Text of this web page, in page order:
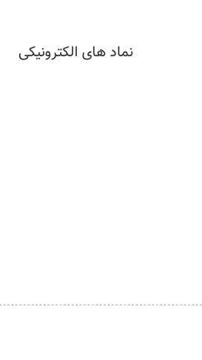
نماد های الکترونیکی